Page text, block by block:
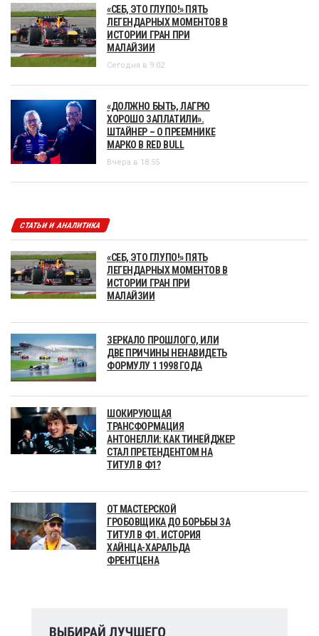
«СЕБ, ЭТО ГЛУПО!» ПЯТЬ
ЛЕГЕНДАРНЫХ МОМЕНТОВ В
ИСТОРИИ ГРАН ПРИ
МАЛАЙЗИИ
Сегодня в 9:02
«ДОЛЖНО БЫТЬ, ЛАГРЮ
ХОРОШО ЗАПЛАТИЛИ».
ШТАЙНЕР – О ПРЕЕМНИКЕ
МАРКО В RED BULL
Вчера в 18:55
СТАТЬИ И АНАЛИТИКА
«СЕБ, ЭТО ГЛУПО!» ПЯТЬ
ЛЕГЕНДАРНЫХ МОМЕНТОВ В
ИСТОРИИ ГРАН ПРИ
МАЛАЙЗИИ
ЗЕРКАЛО ПРОШЛОГО, ИЛИ
ДВЕ ПРИЧИНЫ НЕНАВИДЕТЬ
ФОРМУЛУ 1 1998 ГОДА
ШОКИРУЮЩАЯ
ТРАНСФОРМАЦИЯ
АНТОНЕЛЛИ: КАК ТИНЕЙДЖЕР
СТАЛ ПРЕТЕНДЕНТОМ НА
ТИТУЛ В Ф1?
ОТ МАСТЕРСКОЙ
ГРОБОВЩИКА ДО БОРЬБЫ ЗА
ТИТУЛ В Ф1. ИСТОРИЯ
ХАЙНЦА-ХАРАЛЬДА
ФРЕНТЦЕНА